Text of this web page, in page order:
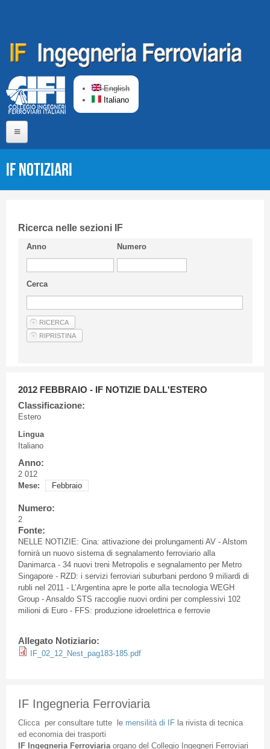
English
Italiano
CIFI in breve
Linee Guida
Privacy Policy
Articoli
IF Notiziari
Ricerca nelle sezioni IF
Anno Numero
Cerca
2012 FEBBRAIO - IF NOTIZIE DALL'ESTERO
Classificazione:
Estero
Lingua
Italiano
Anno:
2 012
Mese:
Febbraio
Numero:
2
Fonte:
NELLE NOTIZIE: Cina: attivazione dei prolungamenti AV - Alstom
fornirà un nuovo sistema di segnalamento ferroviario alla
Danimarca - 34 nuovi treni Metropolis e segnalamento per Metro
Singapore - RZD: i servizi ferroviari suburbani perdono 9 miliardi di
rubli nel 2011 - L’Argentina apre le porte alla tecnologia WEGH
Group - Ansaldo STS raccoglie nuovi ordini per complessivi 102
milioni di Euro - FFS: produzione idroelettrica e ferrovie
Allegato Notiziario:
IF_02_12_Nest_pag183-185.pdf
IF Ingegneria Ferroviaria
Cliccaper consultare tuttele mensilità di IFla rivista di tecnica
ed economia dei trasporti
IF Ingegneria Ferroviaria organodel Collegio Ingegneri Ferroviari